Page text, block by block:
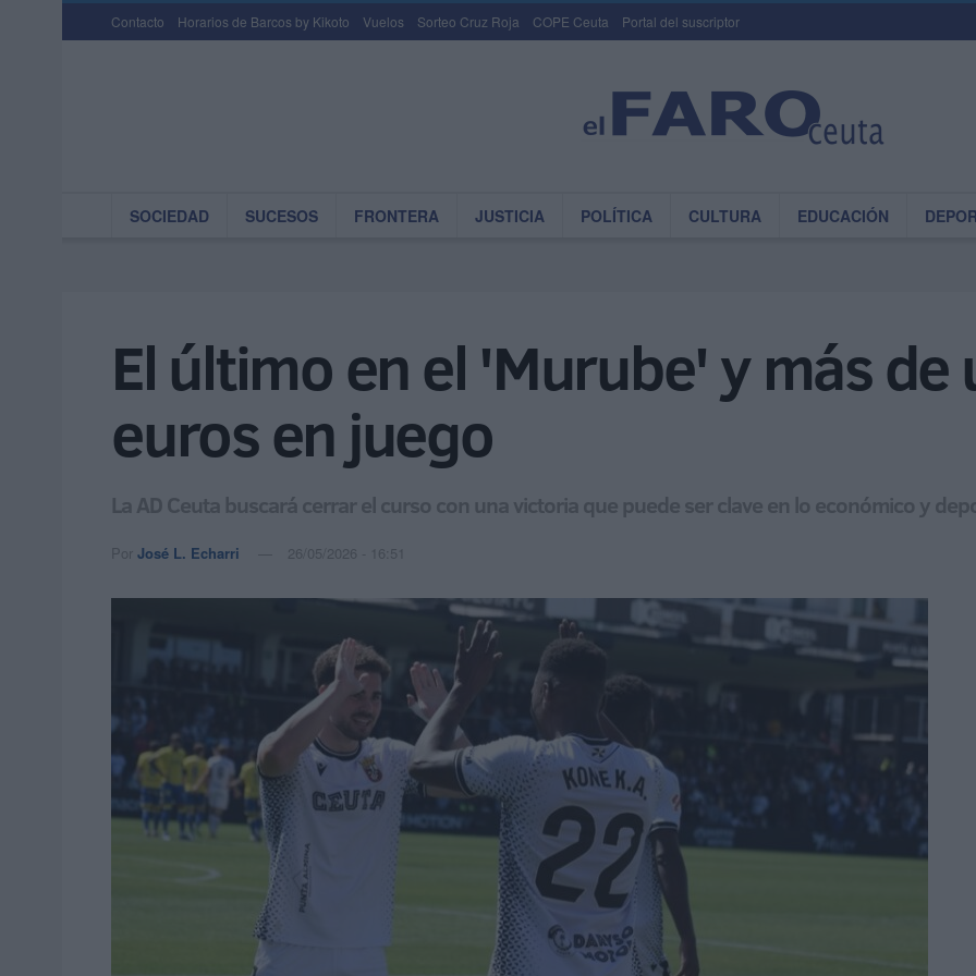
Contacto Horarios de Barcos by Kikoto Vuelos Sorteo Cruz Roja COPE Ceuta Portal del suscriptor
SOCIEDAD SUCESOS FRONTERA JUSTICIA POLÍTICA CULTURA EDUCACIÓN
El último en el 'Murube' y más de
euros en juego
La AD Ceuta buscará cerrar el curso con una victoria que puede ser clave en lo económico y
Por José L. Echarri 26/05/2026 - 16:51